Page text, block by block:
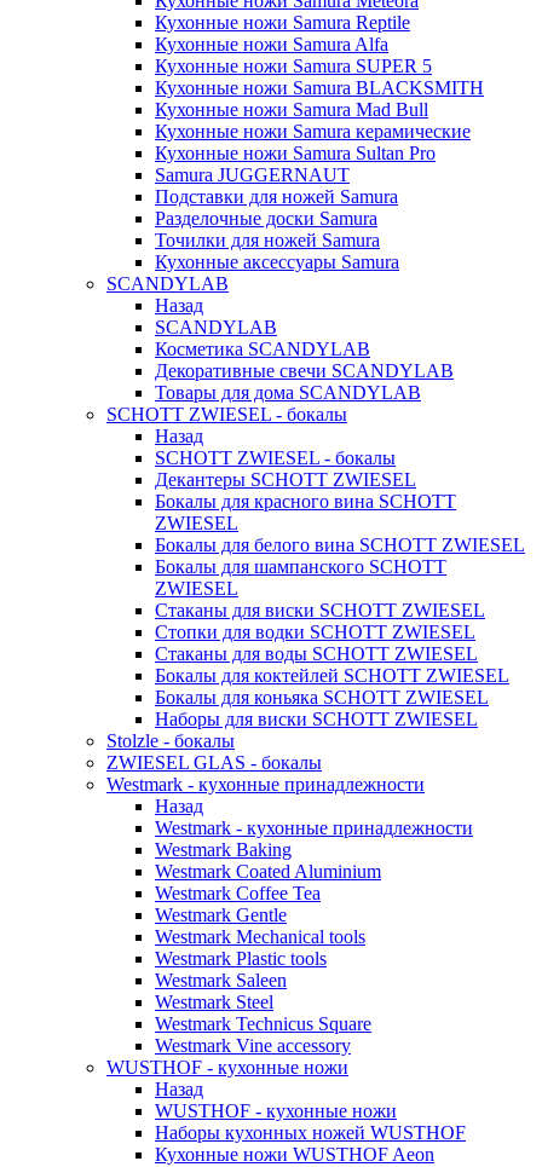
Кухонные ножи Samura Reptile
Кухонные ножи Samura Alfa
Кухонные ножи Samura SUPER 5
Кухонные ножи Samura BLACKSMITH
Кухонные ножи Samura Mad Bull
Кухонные ножи Samura керамические
Кухонные ножи Samura Sultan Pro
Samura JUGGERNAUT
Подставки для ножей Samura
Разделочные доски Samura
Точилки для ножей Samura
Кухонные аксессуары Samura
SCANDYLAB
Назад
SCANDYLAB
Косметика SCANDYLAB
Декоративные свечи SCANDYLAB
Товары для дома SCANDYLAB
SCHOTT ZWIESEL - бокалы
Назад
SCHOTT ZWIESEL - бокалы
Декантеры SCHOTT ZWIESEL
Бокалы для красного вина SCHOTT
ZWIESEL
Бокалы для белого вина SCHOTT ZWIESEL
Бокалы для шампанского SCHOTT
ZWIESEL
Стаканы для виски SCHOTT ZWIESEL
Стопки для водки SCHOTT ZWIESEL
Стаканы для воды SCHOTT ZWIESEL
Бокалы для коктейлей SCHOTT ZWIESEL
Бокалы для коньяка SCHOTT ZWIESEL
Наборы для виски SCHOTT ZWIESEL
Stolzle - бокалы
ZWIESEL GLAS - бокалы
Westmark - кухонные принадлежности
Назад
Westmark - кухонные принадлежности
Westmark Baking
Westmark Coated Aluminium
Westmark Coffee Tea
Westmark Gentle
Westmark Mechanical tools
Westmark Plastic tools
Westmark Saleen
Westmark Steel
Westmark Technicus Square
Westmark Vine accessory
WUSTHOF - кухонные ножи
Назад
WUSTHOF - кухонные ножи
Наборы кухонных ножей WUSTHOF
Кухонные ножи WUSTHOF Aeon